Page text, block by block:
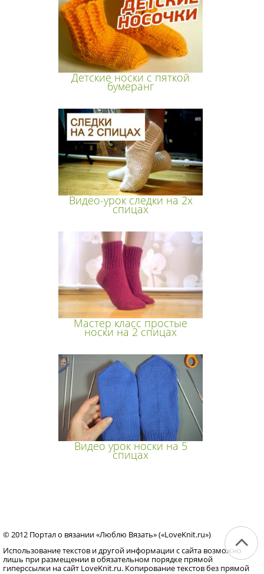
Детские носки с пяткой
бумеранг
Видео-урок следки на 2х
спицах
Мастер класс простые
носки на 2 спицах
Видео урок носки на 5
спицах
© 2012 Портал о вязании «Люблю Вязать» («LoveKnit.ru»)
Использование текстов и другой информации с сайта возможно
лишь при размещении в обязательном порядке прямой
гиперссылки на сайт LoveKnit.ru. Копирование текстов без прямой